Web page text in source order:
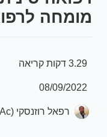
מומחה
3.29 דקות קריאה
08/09/2022
רפאל רוזנסקי (M.Sc., Dip.Ac.)